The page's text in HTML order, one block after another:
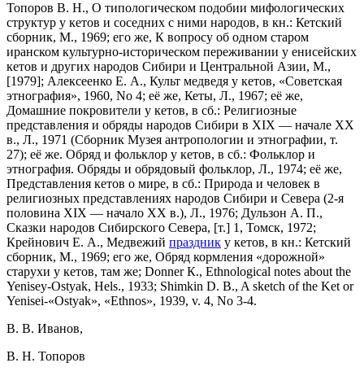
Топоров В. Н., О типологическом подобии мифологических
структур у кетов и соседних с ними народов, в кн.: Кетский
сборник, М., 1969; его же, К вопросу об одном старом
иранском культурно-историческом переживании у енисейских
кетов и других народов Сибири и Центральной Азии, М.,
[1979]; Алексеенко Е. A., Культ медведя у кетов, «Советская
этнография», 1960, No 4; её же, Кеты, Л., 1967; её же,
Домашние покровители у кетов, в сб.: Религиозные
представления и обряды народов Сибири в XIX — начале XX
в., Л., 1971 (Сборник Музея антропологии и этнографии, т.
27); её же. Обряд и фольклор у кетов, в сб.: Фольклор и
этнография. Обряды и обрядовый фольклор, Л., 1974; её же,
Представления кетов о мире, в сб.: Природа и человек в
религиозных представлениях народов Сибири и Севера (2-я
половина XIX — начало XX в.), Л., 1976; Дульзон А. П.,
Сказки народов Сибирского Севера, [т.] 1, Томск, 1972;
Кpейнович Е. A., Медвежий праздник у кетов, в кн.: Кетский
сборник, М., 1969; его же, Обряд кормления «дорожной»
старухи у кетов, там же; Donner К., Ethnological notes about the
Yenisey-Ostyak, Hels., 1933; Shimkin D. B., A sketch of the Ket or
Yenisei-«Ostyak», «Ethnos», 1939, v. 4, No 3-4.
В. В. Иванов,
В. Н. Топоров